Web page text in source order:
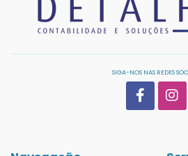
SIGA-NOS NAS REDES